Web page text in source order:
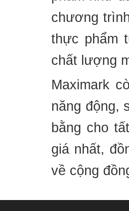
chương
thực phẩm
chất lượng
Maximark
năng động,
bằng cho
giá nhất,
về cộng